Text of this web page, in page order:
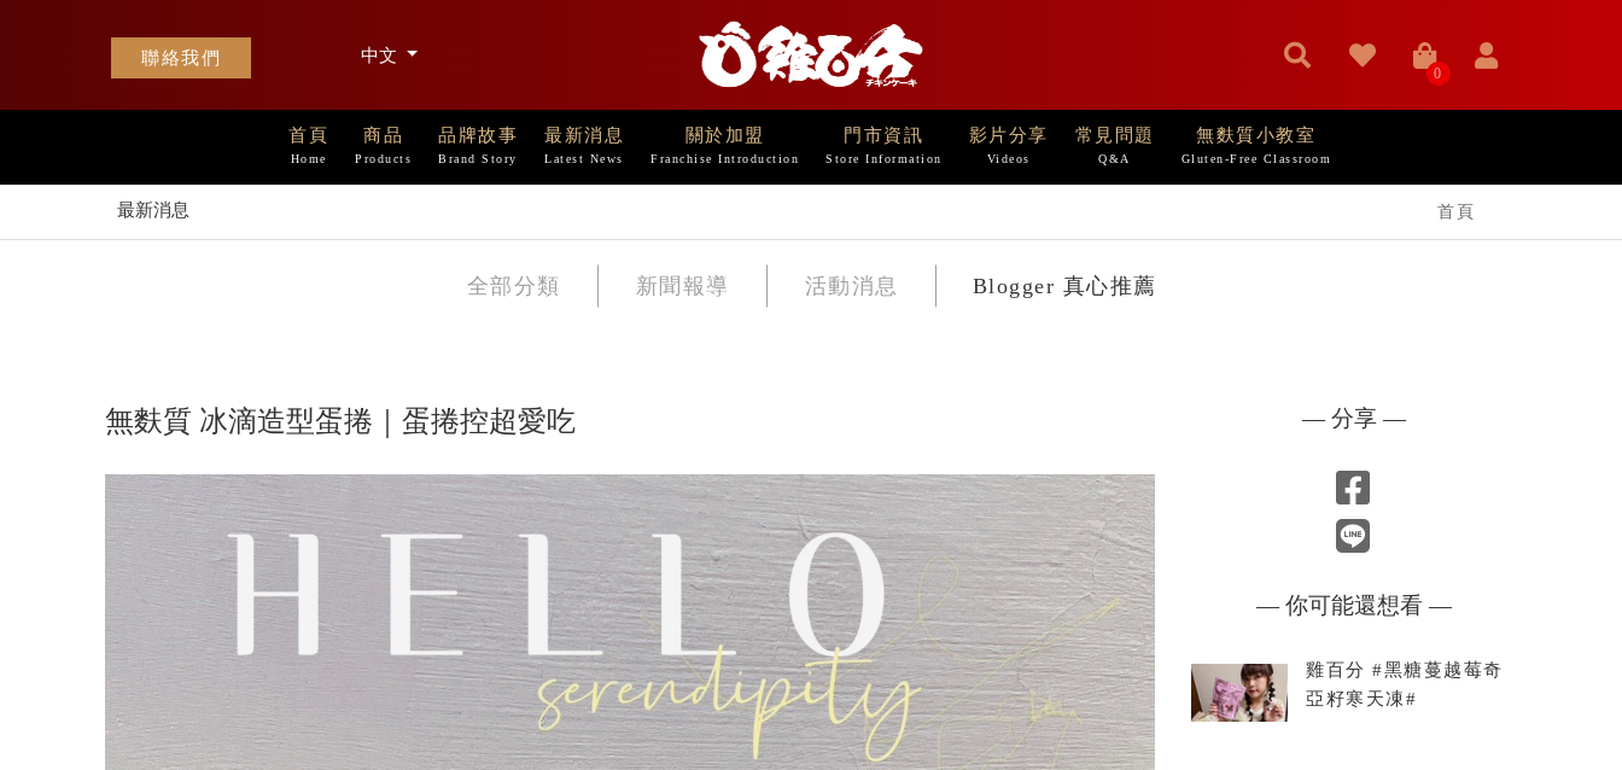
聯絡我們 中文
0
首頁
Home
商品
Products
品牌故事
Brand Story
最新消息
Latest News
關於加盟
Franchise Introduction
門市資訊
Store Information
影片分享
Videos
常見問題
Q&A
無麩質小教室
Gluten-Free Classroom
最新消息 首頁
全部分類 新聞報導 活動消息 Blogger 真心推薦
無麩質 冰滴造型蛋捲｜蛋捲控超愛吃 — 分享 —
— 你可能還想看 —
雞百分 #黑糖蔓越莓奇
亞籽寒天凍#